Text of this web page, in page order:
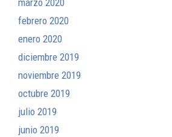
marzo 2020
febrero 2020
enero 2020
diciembre 2019
noviembre 2019
octubre 2019
julio 2019
junio 2019